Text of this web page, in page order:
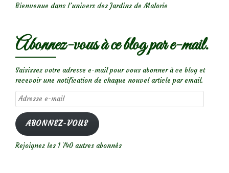
Bienvenue dans l’univers des Jardins de Malorie
Abonnez-vous à ce blog par e-mail.
Saisissez votre adresse e-mail pour vous abonner à ce blog et
recevoir une notification de chaque nouvel article par email.
Adresse
e-
mail
ABONNEZ-VOUS
Rejoignez les 1 740 autres abonnés